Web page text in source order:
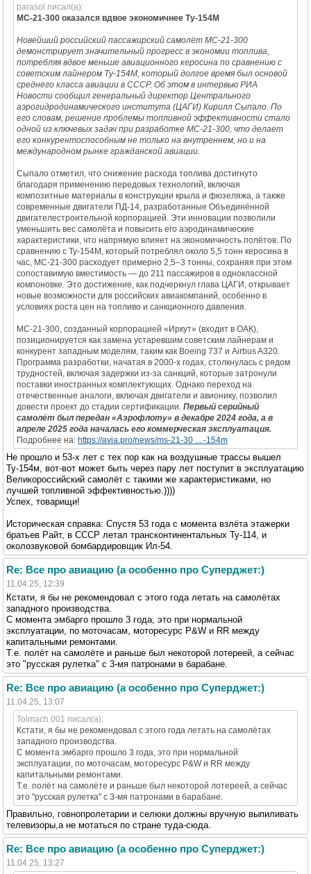
parasol писал(а):
МС-21-300 оказался вдвое экономичнее Ту-154М
Новейший российский пассажирский самолёт МС-21-300
демонстрирует значительный прогресс в экономии топлива,
потребляя вдвое меньше авиационного керосина по сравнению с
советским лайнером Ту-154М, который долгое время был основой
среднего класса авиации в СССР. Об этом в интервью РИА
Новости сообщил генеральный директор Центрального
аэрогидродинамического института (ЦАГИ) Кирилл Сыпало. По
его словам, решение проблемы топливной эффективности стало
одной из ключевых задач при разработке МС-21-300, что делает
его конкурентоспособным не только на внутреннем, но и на
международном рынке гражданской авиации.
Сыпало отметил, что снижение расхода топлива достигнуто
благодаря применению передовых технологий, включая
композитные материалы в конструкции крыла и фюзеляжа, а также
современные двигатели ПД-14, разработанные Объединённой
двигателестроительной корпорацией. Эти инновации позволили
уменьшить вес самолёта и повысить его аэродинамические
характеристики, что напрямую влияет на экономичность полётов. По
сравнению с Ту-154М, который потреблял около 5,5 тонн керосина в
час, МС-21-300 расходует примерно 2,5–3 тонны, сохраняя при этом
сопоставимую вместимость — до 211 пассажиров в одноклассной
компоновке. Это достижение, как подчеркнул глава ЦАГИ, открывает
новые возможности для российских авиакомпаний, особенно в
условиях роста цен на топливо и санкционного давления.
МС-21-300, созданный корпорацией «Иркут» (входит в ОАК),
позиционируется как замена устаревшим советским лайнерам и
конкурент западным моделям, таким как Boeing 737 и Airbus A320.
Программа разработки, начатая в 2000-х годах, столкнулась с рядом
трудностей, включая задержки из-за санкций, которые затронули
поставки иностранных комплектующих. Однако переход на
отечественные аналоги, включая двигатели и авионику, позволил
довести проект до стадии сертификации. Первый серийный
самолёт был передан «Аэрофлоту» в декабре 2024 года, а в
апреле 2025 года началась его коммерческая эксплуатация.
Подробнее на: https://avia.pro/news/ms-21-30 ... -154m
Не прошло и 53-х лет с тех пор как на воздушные трассы вышел
Ту-154м, вот-вот может быть через пару лет поступит в эксплуатацию
Великороссийский самолёт с такими же характеристиками, но
лучшей топливной эффективностью.))))
Успех, товарищи!
Историческая справка: Спустя 53 года с момента взлёта этажерки
братьев Райт, в СССР летал трансконтинентальных Ту-114, и
околозвуковой бомбардировщик Ил-54.
Re: Все про авиацию (а особенно про Суперджет:)
11.04.25, 12:39
Кстати, я бы не рекомендовал с этого года летать на самолётах
западного производства.
С момента эмбарго прошло 3 года, это при нормальной
эксплуатации, по моточасам, моторесурс P&W и RR между
капитальными ремонтами.
Т.е. полёт на самолёте и раньше был некоторой лотереей, а сейчас
это "русская рулетка" с 3-мя патронами в барабане.
Re: Все про авиацию (а особенно про Суперджет:)
11.04.25, 13:07
Tolmach.001 писал(а):
Кстати, я бы не рекомендовал с этого года летать на самолётах
западного производства.
С момента эмбарго прошло 3 года, это при нормальной
эксплуатации, по моточасам, моторесурс P&W и RR между
капитальными ремонтами.
Т.е. полёт на самолёте и раньше был некоторой лотереей, а сейчас
это "русская рулетка" с 3-мя патронами в барабане.
Правильно, говнопролетарии и селюки должны вручную выпиливать
телевизоры,а не мотаться по стране туда-сюда.
Re: Все про авиацию (а особенно про Суперджет:)
11.04.25, 13:27